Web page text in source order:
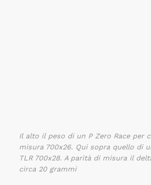
Il alto il peso di un P Zero Race per
misura 700x26. Qui sopra quello di
TLR 700x28. A parità di misura il
circa 20 grammi